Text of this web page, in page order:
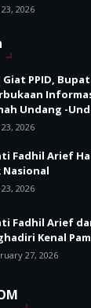
23, 2026
Giat PPID,
Undang -
23, 2026
Fadhil Arief
Nasional
23, 2026
Fadhil Arief
Kenal
27, 2026